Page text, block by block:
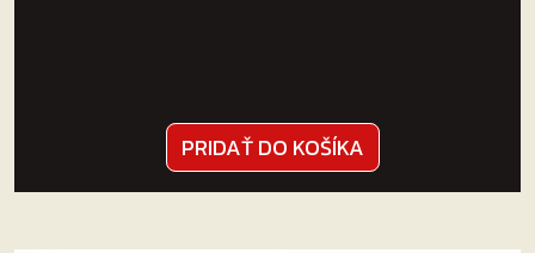
PRIDAŤ DO KOŠÍKA